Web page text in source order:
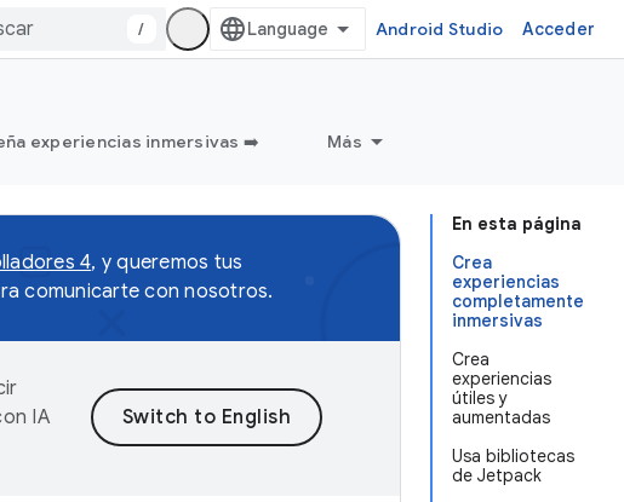
/ Android Studio Acceder
experiencias inmersivas ➡️ Más
En esta página
Crea
experiencias
completamente
inmersivas
Crea
experiencias
útiles y
aumentadas
Usa bibliotecas
de Jetpack
4, y queremos tus
comunicarte con nosotros.
IA